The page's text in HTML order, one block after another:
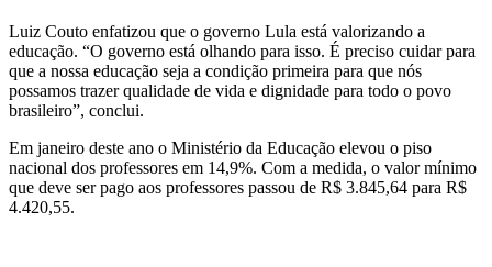
Luiz Couto enfatizou que o governo Lula está valorizando a
educação. “O governo está olhando para isso. É preciso cuidar para
que a nossa educação seja a condição primeira para que nós
possamos trazer qualidade de vida e dignidade para todo o povo
brasileiro”, conclui.
Em janeiro deste ano o Ministério da Educação elevou o piso
nacional dos professores em 14,9%. Com a medida, o valor mínimo
que deve ser pago aos professores passou de R$ 3.845,64 para R$
4.420,55.